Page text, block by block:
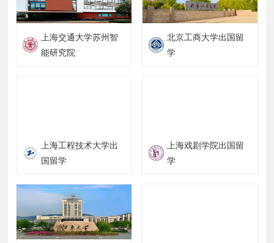
上海交通大学苏州智
能研究院
北京工商大学出国留
学
上海工程技术大学出
国留学
上海戏剧学院出国留
学